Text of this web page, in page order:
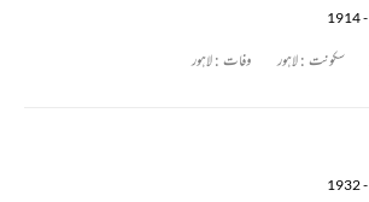
1914
سکونت :لاہور وفات :لاہور
1932